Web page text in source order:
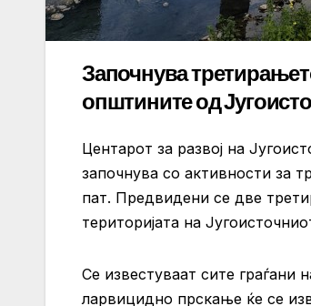
Започнува
општините од
Центарот за развој на
започнува со активности за
пат. Предвидени се две
територијата на
Се известуваат сите граѓани
ларвицидно прскање ќе се